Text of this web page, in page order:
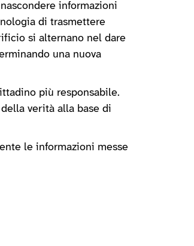
informazioni
di trasmettere
si alternano nel dare
una nuova
più responsabile.
verità alla base di
le informazioni messe